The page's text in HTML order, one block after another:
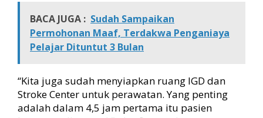
BACA JUGA : Sudah Sampaikan
Permohonan Maaf, Terdakwa Penganiaya
Pelajar Dituntut 3 Bulan
“Kita juga sudah menyiapkan ruang IGD dan
Stroke Center untuk perawatan. Yang penting
adalah dalam 4,5 jam pertama itu pasien